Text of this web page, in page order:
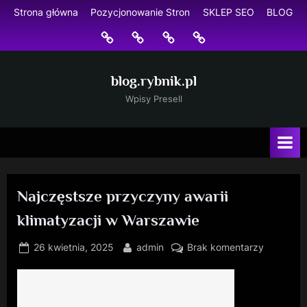
Skip
content
Strona główna Pozycjonowanie Stron SKLEP SEO BLOG
Strona
główna
Pozycjonowanie
Stron
SKLEP
SEO
BLOG
blog.rybnik.pl
Wpisy Presell
Najczęstsze przyczyny awarii
klimatyzacji w Warszawie
Posted
26 kwietnia, 2025 By
admin Brak komentarzydo